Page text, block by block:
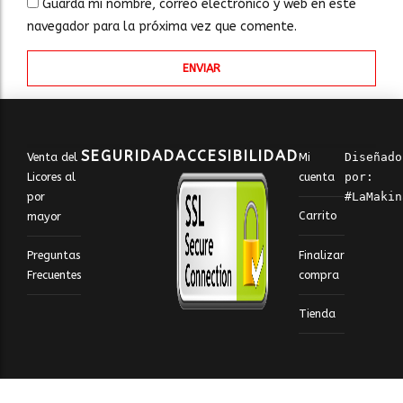
Guarda mi nombre, correo electrónico y web en este
navegador para la próxima vez que comente.
Venta del
Licores al
por
mayor
Preguntas
Frecuentes
SEGURIDADACCESIBILIDADMi
cuenta
Carrito
Finalizar
compra
Tienda
Diseñado
por: